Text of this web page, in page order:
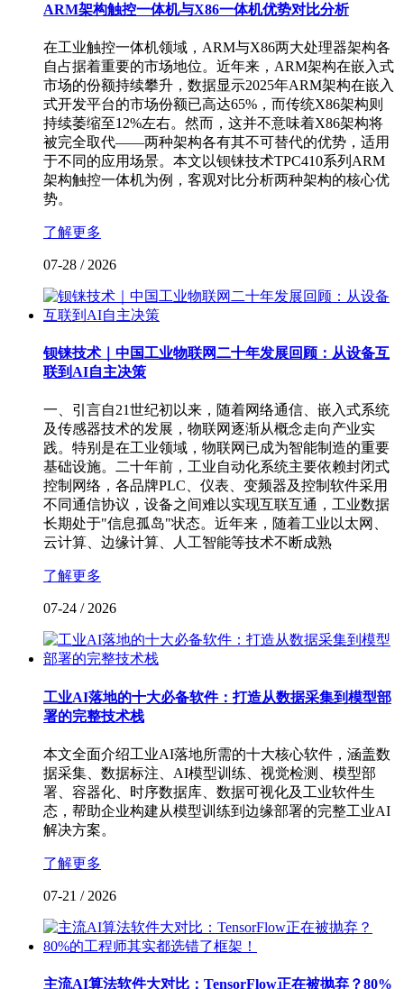
ARM架构触控一体机与X86一体机优势对比分析
在工业触控一体机领域，ARM与X86两大处理器架构各
自占据着重要的市场地位。近年来，ARM架构在嵌入式
市场的份额持续攀升，数据显示2025年ARM架构在嵌入
式开发平台的市场份额已高达65%，而传统X86架构则
持续萎缩至12%左右。然而，这并不意味着X86架构将
被完全取代——两种架构各有其不可替代的优势，适用
于不同的应用场景。本文以钡铼技术TPC410系列ARM
架构触控一体机为例，客观对比分析两种架构的核心优
势。
了解更多
07-28 / 2026
钡铼技术｜中国工业物联网二十年发展回顾：从设备互
联到AI自主决策
一、引言自21世纪初以来，随着网络通信、嵌入式系统
及传感器技术的发展，物联网逐渐从概念走向产业实
践。特别是在工业领域，物联网已成为智能制造的重要
基础设施。二十年前，工业自动化系统主要依赖封闭式
控制网络，各品牌PLC、仪表、变频器及控制软件采用
不同通信协议，设备之间难以实现互联互通，工业数据
长期处于"信息孤岛"状态。近年来，随着工业以太网、
云计算、边缘计算、人工智能等技术不断成熟
了解更多
07-24 / 2026
工业AI落地的十大必备软件：打造从数据采集到模型部
署的完整技术栈
本文全面介绍工业AI落地所需的十大核心软件，涵盖数
据采集、数据标注、AI模型训练、视觉检测、模型部
署、容器化、时序数据库、数据可视化及工业软件生
态，帮助企业构建从模型训练到边缘部署的完整工业AI
解决方案。
了解更多
07-21 / 2026
主流AI算法软件大对比：TensorFlow正在被抛弃？80%